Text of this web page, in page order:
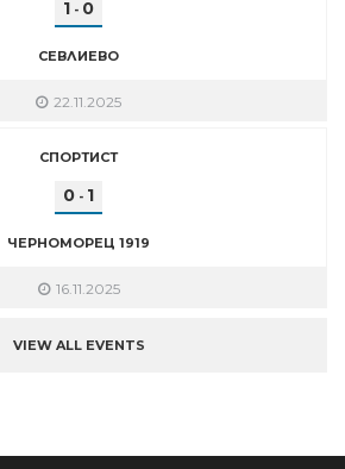
1 - 0
СЕВЛИЕВО
22.11.2025
СПОРТИСТ
0 - 1
ЧЕРНОМОРЕЦ 1919
16.11.2025
VIEW ALL EVENTS